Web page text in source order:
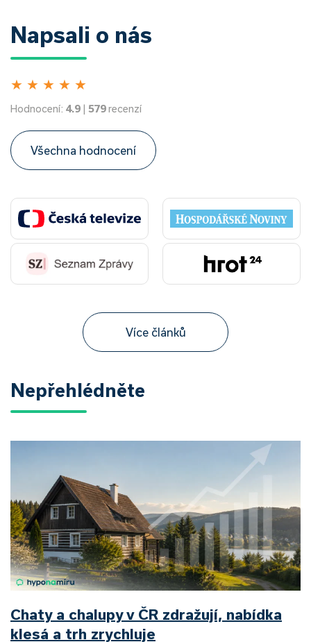
Napsali o nás
★ ★ ★ ★ ★
Hodnocení: 4.9 | 579recenzí
Všechna hodnocení
Více článků
Nepřehlédněte
Chaty a chalupy v ČR zdražují, nabídka
klesá a trh zrychluje